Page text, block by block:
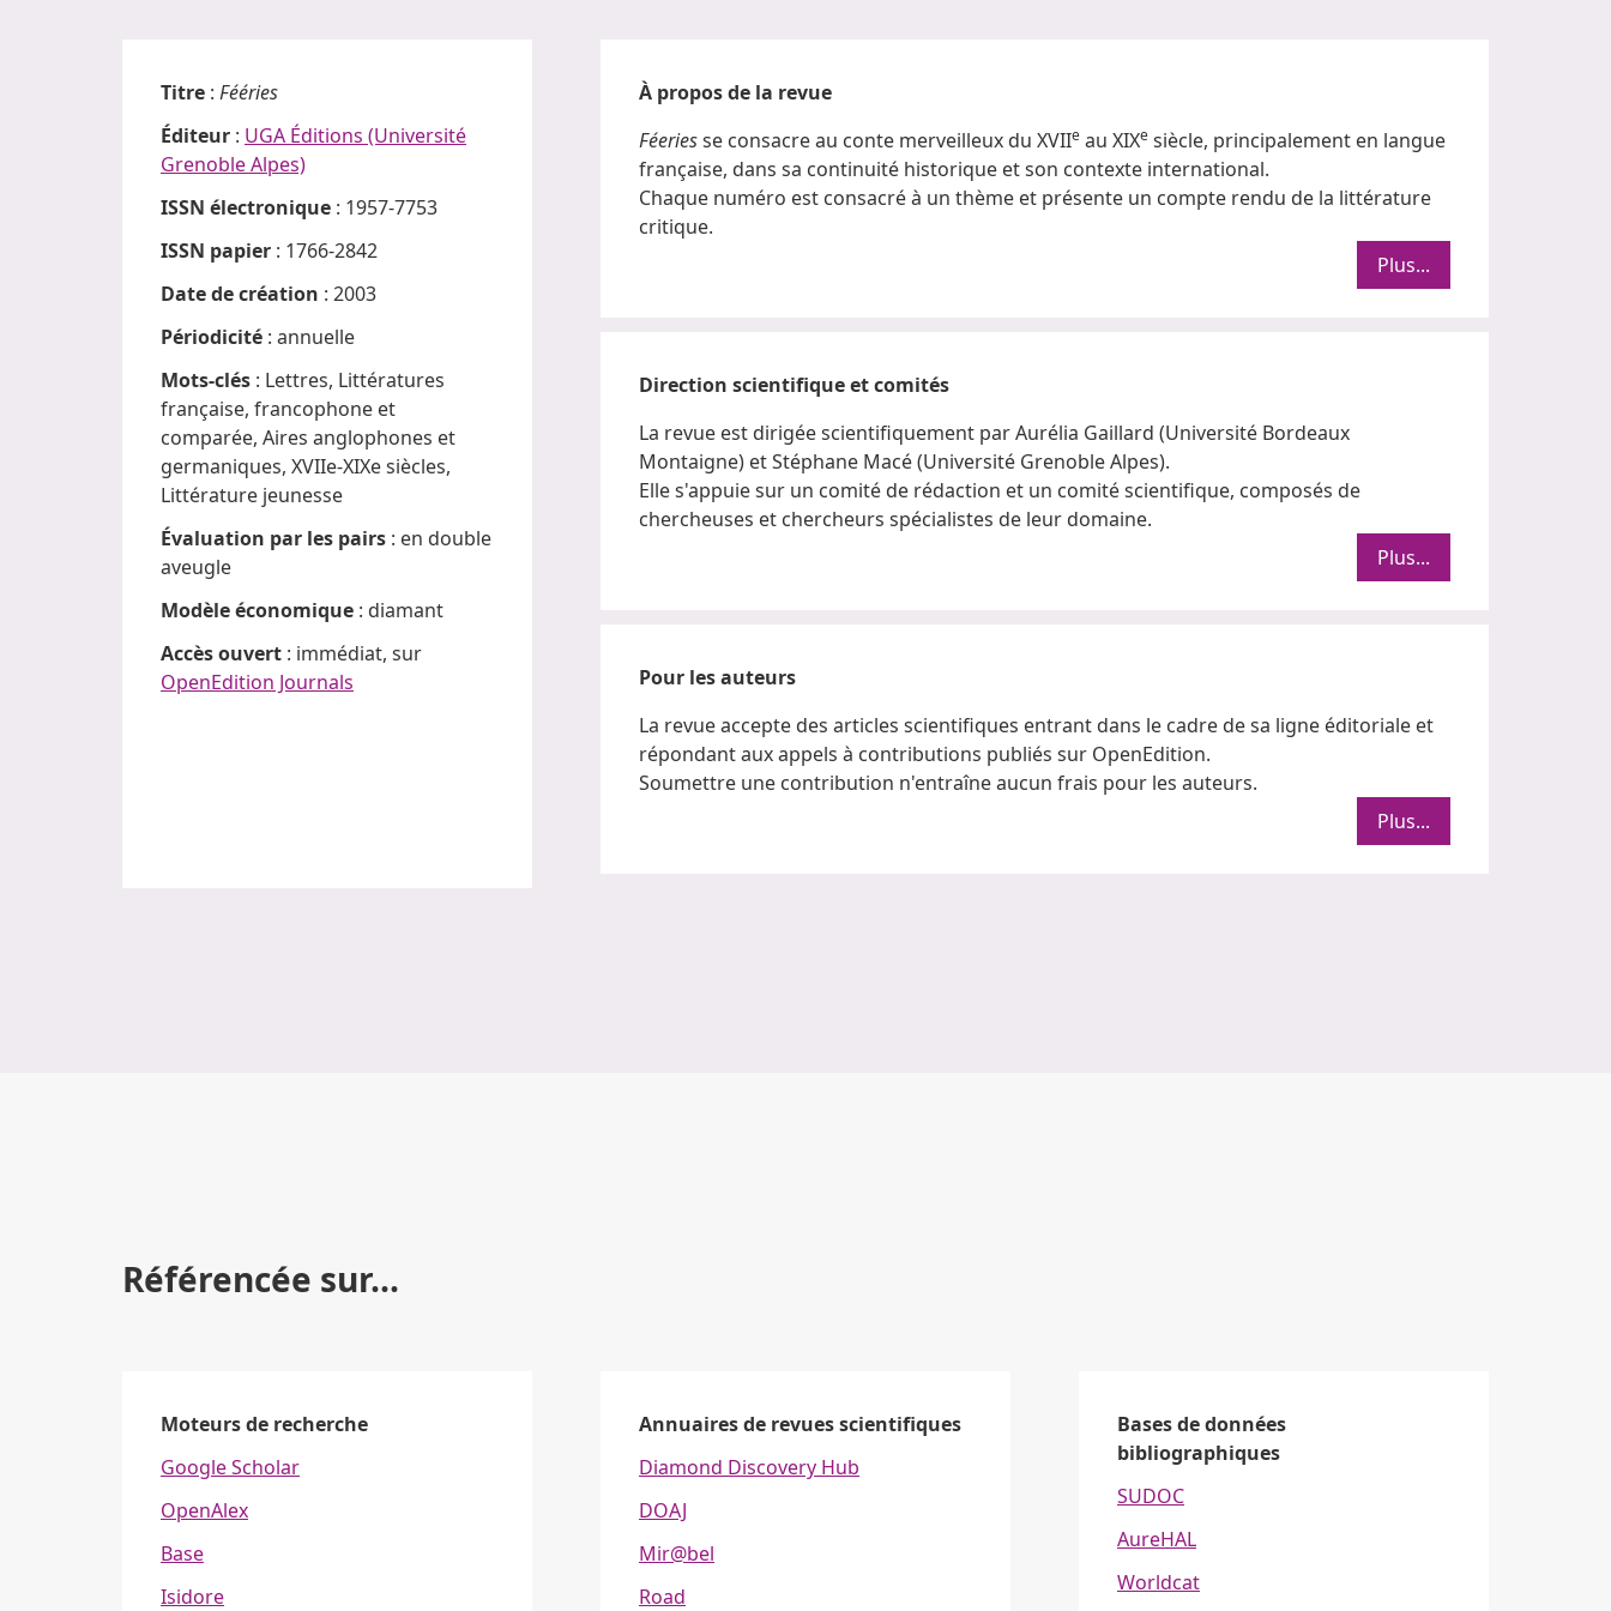
Titre : Fééries
Éditeur : UGA Éditions (Université
Grenoble Alpes)
ISSN électronique : 1957-7753
ISSN papier : 1766-2842
Date de création : 2003
Périodicité : annuelle
Mots-clés : Lettres, Littératures
française, francophone et
comparée, Aires anglophones et
germaniques, XVIIe-XIXe siècles,
Littérature jeunesse
Évaluation par les pairs : en double
aveugle
Modèle économique : diamant
Accès ouvert : immédiat, sur
OpenEdition Journals
À propos de la revue
Féeriesse consacre au conte merveilleux du XVIIe au XIXe siècle, principalement en langue
française, dans sa continuité historique et son contexte international.
Chaque numéro est consacré à un thème et présente un compte rendu de la littérature
critique.
Plus...
Direction scientifique et comités
La revue est dirigée scientifiquement par Aurélia Gaillard (Université Bordeaux
Montaigne) et Stéphane Macé (Université Grenoble Alpes).
Elle s'appuie sur un comité de rédaction et un comité scientifique, composés de
chercheuses et chercheurs spécialistes de leur domaine.
Plus...
Pour les auteurs
La revue accepte des articles scientifiques entrant dans le cadre de sa ligne éditoriale et
répondant aux appels à contributions publiés sur OpenEdition.
Soumettre une contribution n'entraîne aucun frais pour les auteurs.
Plus...
Référencée sur...
Moteurs de recherche
Google Scholar
OpenAlex
Base
Isidore
Annuaires de revues scientifiques
Diamond Discovery Hub
DOAJ
Mir@bel
Road
Bases de données
bibliographiques
SUDOC
AureHAL
Worldcat